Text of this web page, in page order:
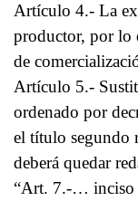
Artículo 4.- La
productor, por lo
de
Artículo 5.-
ordenado por
el título segundo
deberá quedar
“Art. 7.-… inciso